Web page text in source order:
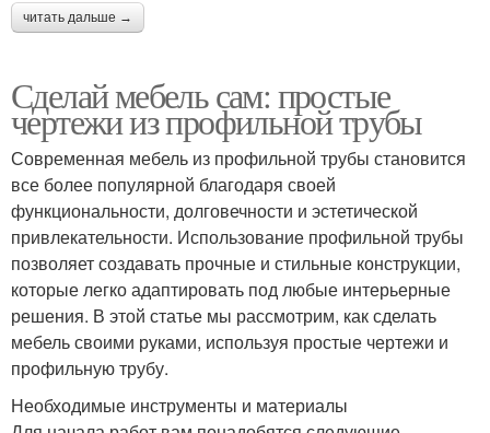
читать дальше →
Сделай мебель сам: простые
чертежи из профильной трубы
Современная мебель из профильной трубы становится
все более популярной благодаря своей
функциональности, долговечности и эстетической
привлекательности. Использование профильной трубы
позволяет создавать прочные и стильные конструкции,
которые легко адаптировать под любые интерьерные
решения. В этой статье мы рассмотрим, как сделать
мебель своими руками, используя простые чертежи и
профильную трубу.
Необходимые инструменты и материалы